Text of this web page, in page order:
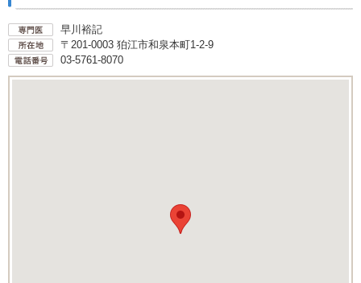
早川裕記
〒201-0003 狛江市和泉本町1-2-9
03-5761-8070